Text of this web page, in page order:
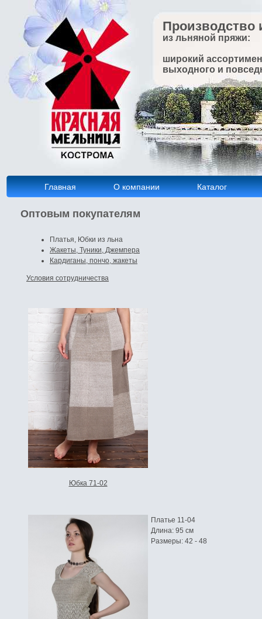
Производство
из льняной пряжи:
широкий
выходного и
Главная О компании Каталог
Оптовым покупателям
Платья, Юбки из льна
Жакеты, Туники, Джемпера
Кардиганы, пончо, жакеты
Условия сотрудничества
Юбка 71-02
Платье 11-04
Длина: 95 см
Размеры: 42 - 48